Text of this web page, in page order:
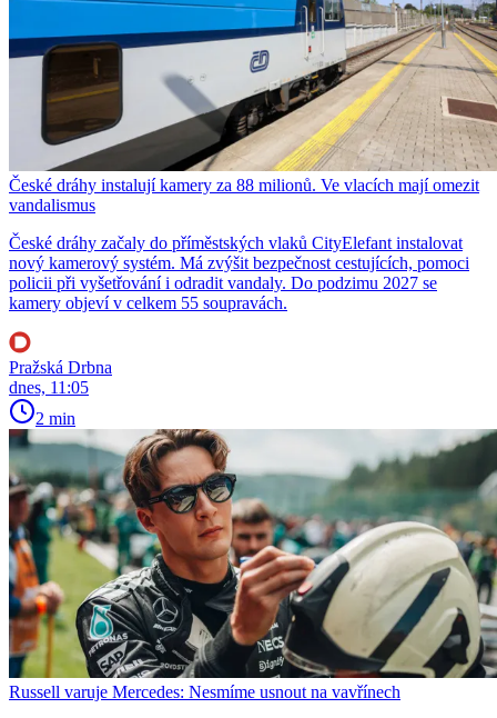
České dráhy instalují kamery za 88 milionů. Ve vlacích mají omezit
vandalismus
České dráhy začaly do příměstských vlaků CityElefant instalovat
nový kamerový systém. Má zvýšit bezpečnost cestujících, pomoci
policii při vyšetřování i odradit vandaly. Do podzimu 2027 se
kamery objeví v celkem 55 soupravách.
Pražská Drbna
dnes, 11:05
2 min
Russell varuje Mercedes: Nesmíme usnout na vavřínech